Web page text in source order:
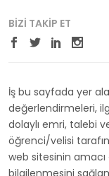
BIZI TAKIP ET
İş bu sayfada yer
değerlendirmeleri,
dolaylı emri, talebi
öğrenci/velisi
web sitesinin